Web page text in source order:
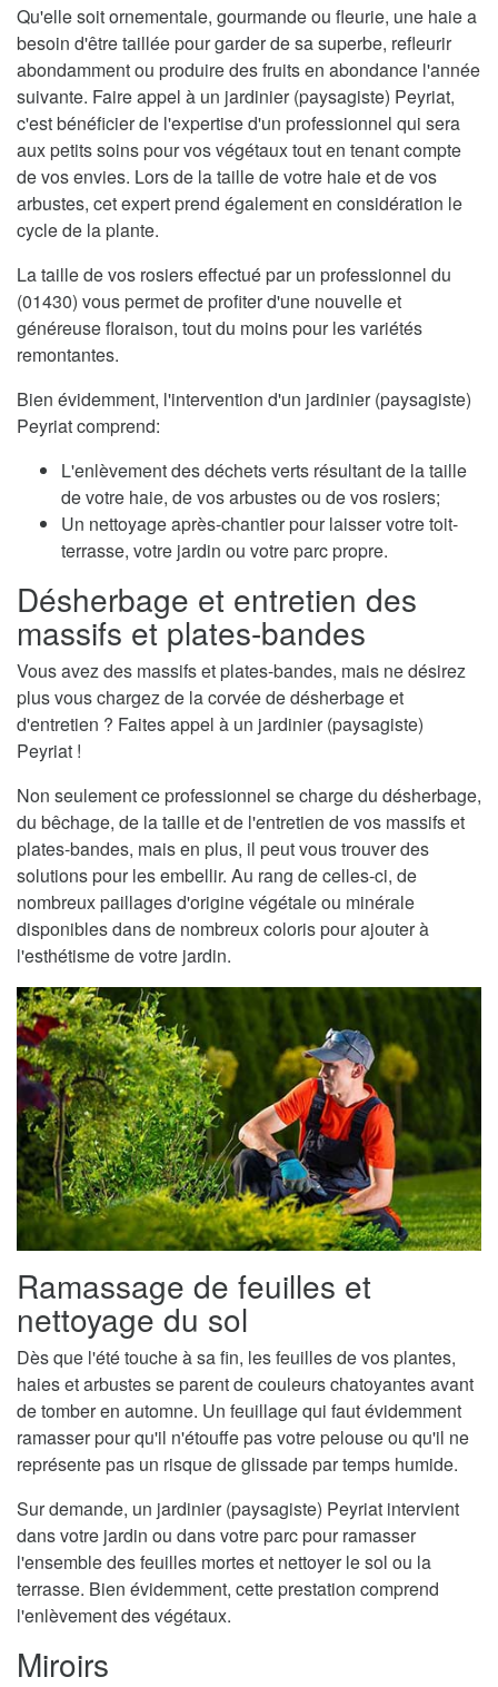
Qu'elle soit ornementale, gourmande ou fleurie, une haie a
besoin d'être taillée pour garder de sa superbe, refleurir
abondamment ou produire des fruits en abondance l'année
suivante. Faire appel à un jardinier (paysagiste) Peyriat,
c'est bénéficier de l'expertise d'un professionnel qui sera
aux petits soins pour vos végétaux tout en tenant compte
de vos envies. Lors de la taille de votre haie et de vos
arbustes, cet expert prend également en considération le
cycle de la plante.
La taille de vos rosiers effectué par un professionnel du
(01430) vous permet de profiter d'une nouvelle et
généreuse floraison, tout du moins pour les variétés
remontantes.
Bien évidemment, l'intervention d'un jardinier (paysagiste)
Peyriat comprend:
L'enlèvement des déchets verts résultant de la taille
de votre haie, de vos arbustes ou de vos rosiers;
Un nettoyage après-chantier pour laisser votre toit-
terrasse, votre jardin ou votre parc propre.
Désherbage et entretien des
massifs et plates-bandes
Vous avez des massifs et plates-bandes, mais ne désirez
plus vous chargez de la corvée de désherbage et
d'entretien ? Faites appel à un jardinier (paysagiste)
Peyriat !
Non seulement ce professionnel se charge du désherbage,
du bêchage, de la taille et de l'entretien de vos massifs et
plates-bandes, mais en plus, il peut vous trouver des
solutions pour les embellir. Au rang de celles-ci, de
nombreux paillages d'origine végétale ou minérale
disponibles dans de nombreux coloris pour ajouter à
l'esthétisme de votre jardin.
Ramassage de feuilles et
nettoyage du sol
Dès que l'été touche à sa fin, les feuilles de vos plantes,
haies et arbustes se parent de couleurs chatoyantes avant
de tomber en automne. Un feuillage qui faut évidemment
ramasser pour qu'il n'étouffe pas votre pelouse ou qu'il ne
représente pas un risque de glissade par temps humide.
Sur demande, un jardinier (paysagiste) Peyriat intervient
dans votre jardin ou dans votre parc pour ramasser
l'ensemble des feuilles mortes et nettoyer le sol ou la
terrasse. Bien évidemment, cette prestation comprend
l'enlèvement des végétaux.
Miroirs